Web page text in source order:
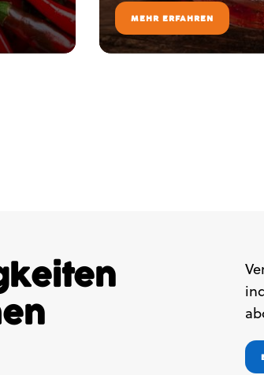
MEHR ERFAHREN